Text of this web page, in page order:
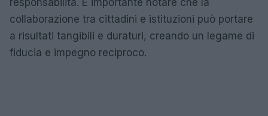
responsabilità. È importante notare che la
collaborazione tra cittadini e istituzioni può portare
a risultati tangibili e duraturi, creando un legame di
fiducia e impegno reciproco.